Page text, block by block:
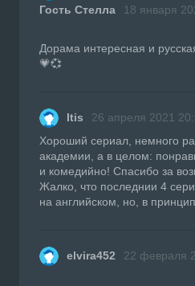
Гость Стелла 18 января
Дорама интересная и
💗💞
Itis 26 апреля 2021
Хороший сериал, немного
академии, а в целом:
и комедийно! Спасибо за
Жалко, что последнии 4
на английском, но, в
elvira452 22 февраля